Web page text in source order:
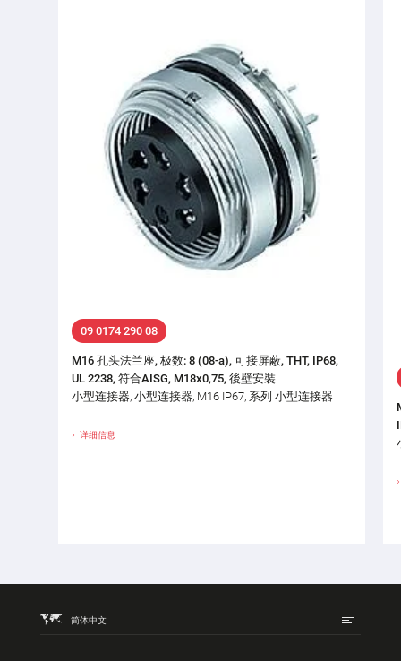
09 0174 290 08
M16 孔头法兰座, 极数: 8 (08-a), 可接屏蔽, THT, IP68,
UL 2238, 符合AISG, M18x0,75, 後壁安裝
小型连接器, 小型连接器, M16 IP67, 系列 小型连接器
详细信息
简体中文